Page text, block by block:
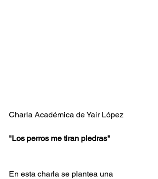
Charla Académica de Yair López
"Los perros me tiran piedras"
En esta charla se plantea una